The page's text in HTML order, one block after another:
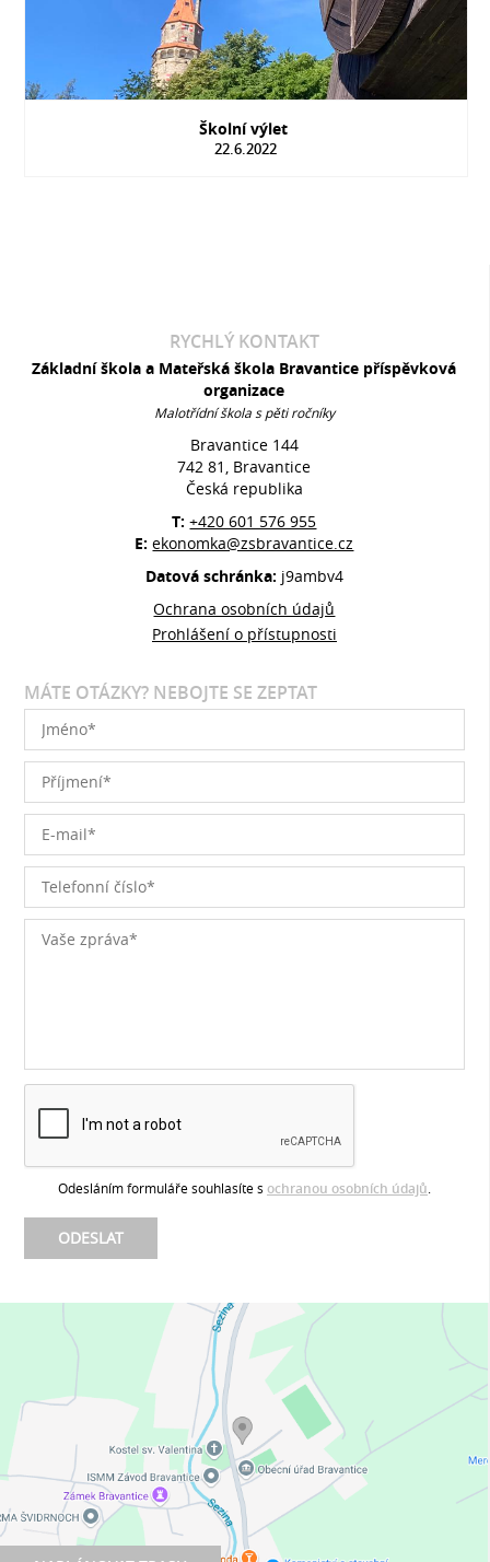
Školní výlet
22.6.2022
RYCHLÝ KONTAKT
Základní škola a Mateřská škola Bravantice příspěvková
organizace
Malotřídní škola s pěti ročníky
Bravantice 144
742 81, Bravantice
Česká republika
T:+420 601 576 955
E:ekonomka@zsbravantice.cz
Datová schránka: j9ambv4
Ochrana osobních údajů
Prohlášení o přístupnosti
MÁTE OTÁZKY? NEBOJTE SE ZEPTAT
Odesláním formuláře souhlasíte s ochranou osobních údajů